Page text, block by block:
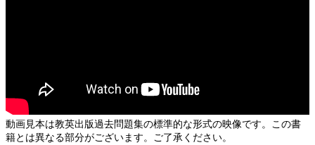
動画見本は教英出版過去問題集の標準的な形式の映像です。この書
籍とは異なる部分がございます。ご了承ください。